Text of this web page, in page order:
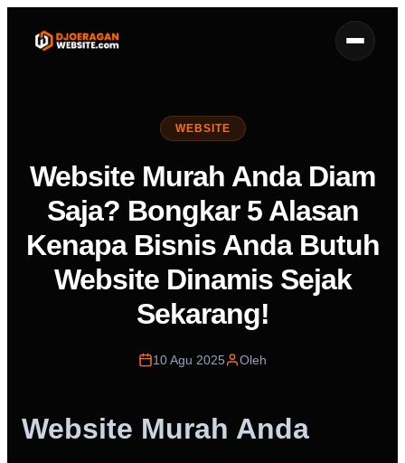
WEBSITE
Website Murah Anda Diam
Saja? Bongkar 5 Alasan
Kenapa Bisnis Anda Butuh
Website Dinamis Sejak
Sekarang!
10 Agu 2025 Oleh
Website Murah Anda